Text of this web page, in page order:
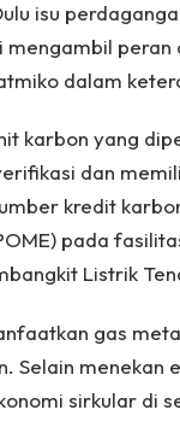
isu
mengambil
dalam
karbon yang
dan
kredit
pada
Listrik
gas
Selain menekan
sirkular di